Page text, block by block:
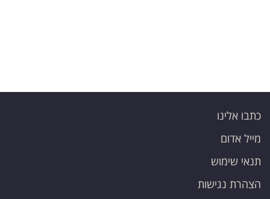
כתבו אלינו
מייל אדום
תנאי שימוש
הצהרת נגישות